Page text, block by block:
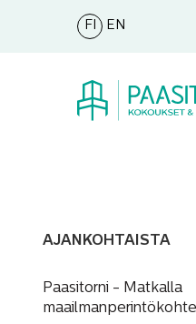
FI EN
AJANKOHTAISTA
Paasitorni - Matkalla